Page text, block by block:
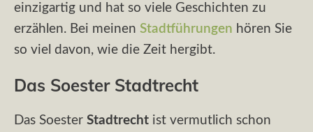
einzigartig und hat so viele Geschichten zu
erzählen. Bei meinen Stadtführungen hören Sie
so viel davon, wie die Zeit hergibt.
Das Soester Stadtrecht
Das Soester Stadtrecht ist vermutlich schon